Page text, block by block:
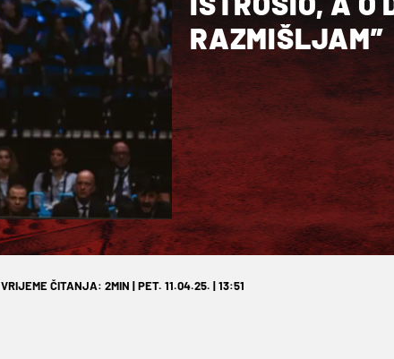
RAZMIŠLJAM”
VRIJEME ČITANJA: 2MIN | PET. 11.04.25. | 13:51